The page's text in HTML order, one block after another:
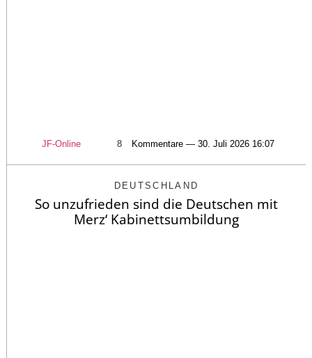
JF-Online 8 Kommentare — 30. Juli 2026 16:07
DEUTSCHLAND
So unzufrieden sind die Deutschen mit
Merz‘ Kabinettsumbildung